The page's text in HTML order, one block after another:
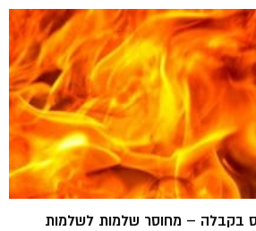
בקבלה – מחוסר שלמות לשלמות